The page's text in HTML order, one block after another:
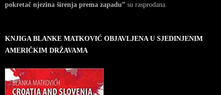
pokretač njezina širenja prema zapadu” su rasprodana.
KNJIGA BLANKE MATKOVIĆ OBJAVLJENA U SJEDINJENIM
AMERIČKIM DRŽAVAMA